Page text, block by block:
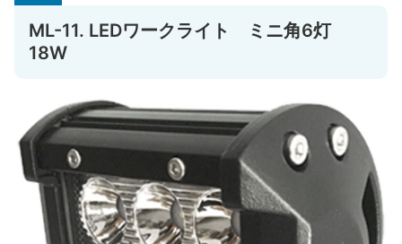
ML-11. LEDワークライト ミニ角6灯
18W